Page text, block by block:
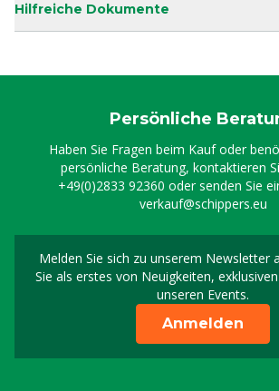
Hilfreiche Dokumente
Persönliche
Haben Sie Fragen beim Kauf oder
persönliche Beratung, kontaktieren
+49(0)2833 92360 oder senden Sie
verkauf@schippers.eu
Melden Sie sich zu unserem Newsletter
Sie als erstes von Neuigkeiten,
unseren Events.
Melden
Anmelden